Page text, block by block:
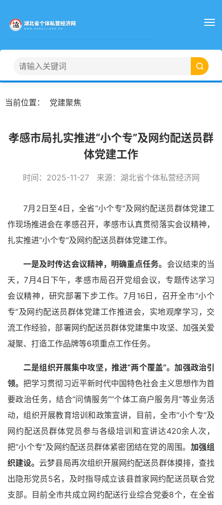
当前位置： 党建聚焦
孝感市局扎实推进“小个专”及网约配送员群
体党建工作
时间： 2025-11-27 来源： 湖北省个体私营经济网
7月2日至4日，全省“小个专”及网约配送员群体党建工
作现场推进会在孝感召开，孝感市认真贯彻落实会议精神，
扎实推进“小个专”及网约配送员群体党建工作。
一是及时传达会议精神，明确重点任务。 会议结束的当
天，7月4日下午，孝感市局召开党组会议，专题传达学习
会议精神，研究部署下步工作。7月16日，召开全市“小个
专”及网约配送员群体党建工作推进会，实地观摩学习，交
流工作经验，部署网约配送员群体党建集中攻坚、加强关爱
凝聚、打造工作品牌等6项重点工作任务。
二是组织开展集中攻坚，推进“两个覆盖”。加强政治引
领。把学习贯彻习近平新时代中国特色社会主义思想作为首
要政治任务，结合“问情服务”“个体工商户服务月”等业务活
动，组织开展教育培训和政策宣讲，目前，全市“小个专”及
网约配送员群体党员参与各级培训和宣讲达420余人次，
把“小个专”及网约配送员群体紧密团结在党的周围。 加强组
织建设。 云梦县局再次组织开展网约配送员群体摸排，查找
出隐形党员5名，及时指导成立该县首家网约配送员联合党
支部。目前全市共成立网约配送行业综合党委8个，在全省